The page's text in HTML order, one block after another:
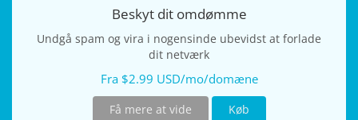
Beskyt dit omdømme
Undgå spam og vira i nogensinde ubevidst at forlade
dit netværk
Fra $2.99 USD/mo/domæne
Få mere at vide Køb